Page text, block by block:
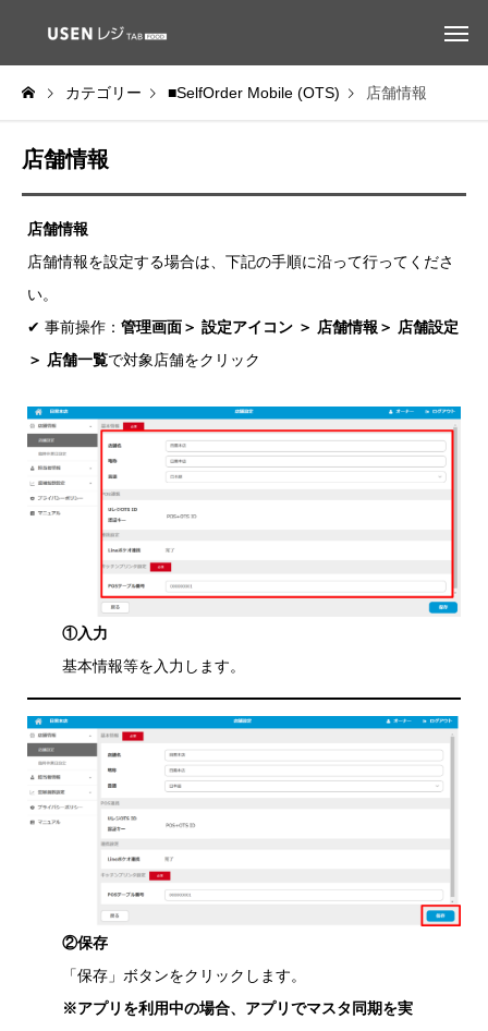
カテゴリー ■SelfOrder Mobile (OTS) 店舗情報
店舗情報
店舗情報
店舗情報を設定する場合は、下記の手順に沿って行ってくださ
い。
✔ 事前操作： 管理画面＞ 設定アイコン ＞ 店舗情報＞ 店舗設定
＞ 店舗一覧で対象店舗をクリック
①入力
基本情報等を入力します。
②保存
「保存」ボタンをクリックします。
※アプリを利用中の場合、アプリでマスタ同期を実